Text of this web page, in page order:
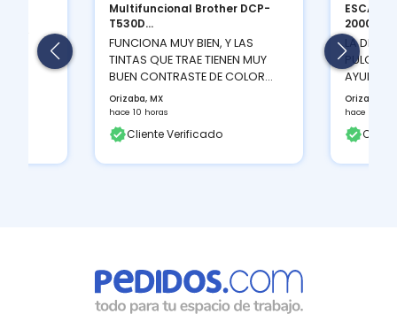
Multifuncional Brother DCP-
T530D...
FUNCIONA MUY BIEN, Y LAS
TINTAS QUE TRAE TIENEN MUY
BUEN CONTRASTE DE COLOR...
Orizaba, MX
hace 10 horas
Cliente Verificado
2000 S...
LA
AYUDA A
Orizaba,
hace 10